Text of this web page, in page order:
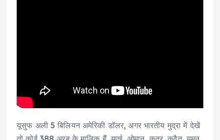
यूसुफ अली 5 बिलियन अमेरिकी डॉलर, अगर भारतीय मुद्रा में देखें